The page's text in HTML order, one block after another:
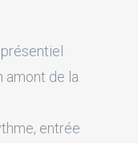
amont de la
entrée